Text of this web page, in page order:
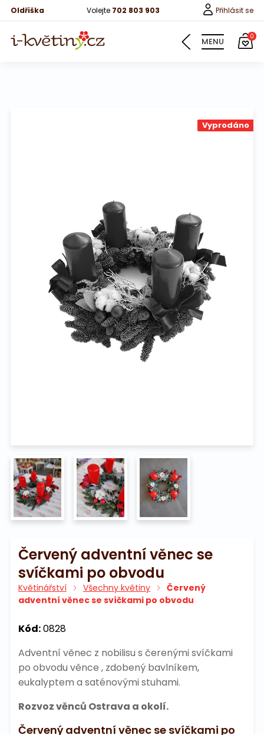
Oldřiška Volejte 702 803 903 Přihlásit se
MENU 0
Na pohřeb
Vyprodáno
Červený adventní věnec se
svíčkami po obvodu
Květinářství Všechny květiny
Červený
adventní věnec se svíčkami po obvodu
Kód:0828
Adventní věnec z nobilisu s čerenými svíčkami
po obvodu věnce , zdobený bavlníkem,
eukalyptem a saténovými stuhami.
Rozvoz věnců Ostrava a okolí.
Červený adventní věnec se svíčkami po